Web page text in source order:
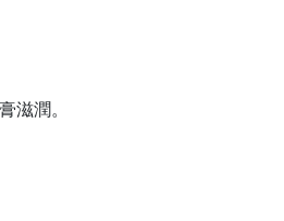
滋潤。